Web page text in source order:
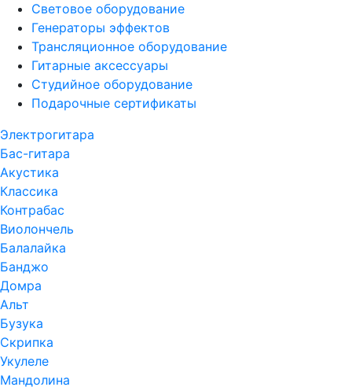
Световое оборудование
Генераторы эффектов
Трансляционное оборудование
Гитарные аксессуары
Студийное оборудование
Подарочные сертификаты
Электрогитара
Бас-гитара
Акустика
Классика
Контрабас
Виолончель
Балалайка
Банджо
Домра
Альт
Бузука
Скрипка
Укулеле
Мандолина